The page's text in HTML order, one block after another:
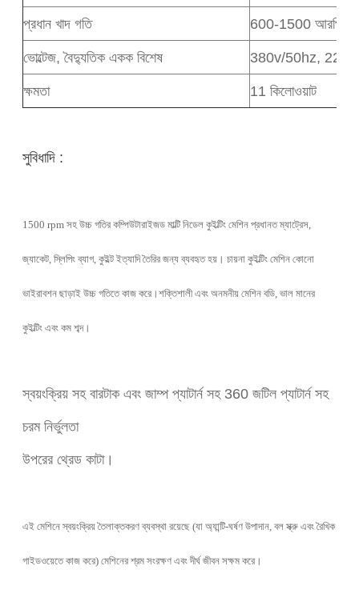
প্রধান খাদ গতি
600-1500 আরপিএম
ভোল্টেজ, বৈদ্যুতিক একক বিশেষ
380v/50hz,
ক্ষমতা
11 কিলোওয়াট
সুবিধাদি :
1500 rpm সহ উচ্চ গতির কম্পিউটারাইজড মাল্টি নিডেল কুইল্টিং মেশিন প্রধানত ম্যাট্রেস,
জ্যাকেট, স্লিপিং ব্যাগ, কুইল্ট ইত্যাদি তৈরির জন্য ব্যবহৃত হয়। চায়না কুইল্টিং মেশিন কোনো
ভাইরাবশন ছাড়াই উচ্চ গতিতে কাজ করে।শক্তিশালী এবং অনমনীয় মেশিন বডি, ভাল মানের
কুইল্টিং এবং কম শব্দ।
স্বয়ংক্রিয় সহ বারটাক এবং জাম্প প্যাটার্ন সহ 360 জটিল প্যাটার্ন সহ
চরম নির্ভুলতা
উপরের থ্রেড কাটা।
এই মেশিনে স্বয়ংক্রিয় তৈলাক্তকরণ ব্যবস্থা রয়েছে (যা অ্যান্টি-ঘর্ষণ উপাদান, বল স্ক্রু এবং রৈখিক
গাইডওয়েতে কাজ করে) মেশিনের শ্রম সংরক্ষণ এবং দীর্ঘ জীবন সক্ষম করে।